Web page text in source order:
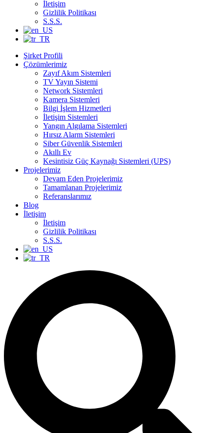
İletişim
Gizlilik Politikası
S.S.S.
Şirket Profili
Çözümlerimiz
Zayıf Akım Sistemleri
TV Yayın Sistemi
Network Sistemleri
Kamera Sistemleri
Bilgi İşlem Hizmetleri
İletişim Sistemleri
Yangın Algılama Sistemleri
Hırsız Alarm Sistemleri
Siber Güvenlik Sistemleri
Akıllı Ev
Kesintisiz Güç Kaynağı Sistemleri (UPS)
Projelerimiz
Devam Eden Projelerimiz
Tamamlanan Projelerimiz
Referanslarımız
Blog
İletişim
İletişim
Gizlilik Politikası
S.S.S.